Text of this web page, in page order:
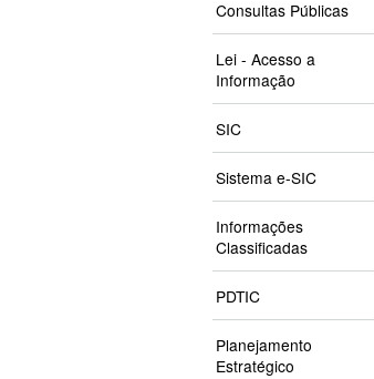
Consultas Públicas
Lei - Acesso a
Informação
SIC
Sistema e-SIC
Informações
Classificadas
PDTIC
Planejamento
Estratégico